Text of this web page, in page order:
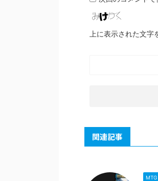
上に表示された文字
関連記事
MTG